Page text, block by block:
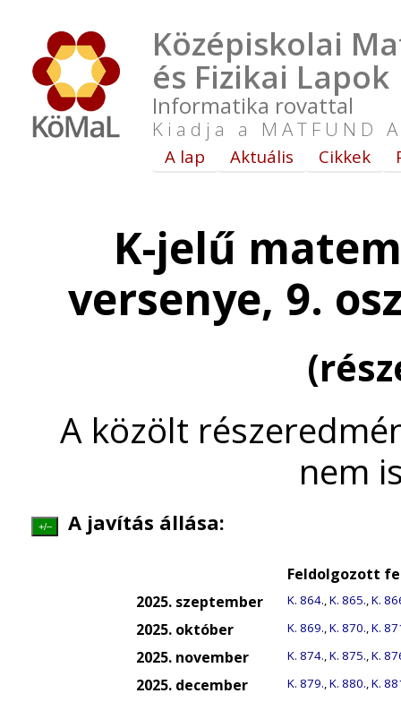
Középiskolai
és Fizikai Lapok
Informatika rovattal
Kiadja a MATFUND
A lap Aktuális Cikkek
K-jelű
versenye, 9.
A közölt
nem
+/– A javítás állása:
Feldolgozott
2025. szeptember
K. 864.,K. 865.,K.
2025. október K. 869.,K. 870.,K.
2025. november K. 874.,K. 875.,K.
2025. december K. 879.,K. 880.,K.